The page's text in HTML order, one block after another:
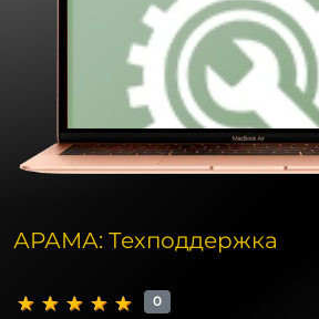
АРАМА: Техподдержка
0